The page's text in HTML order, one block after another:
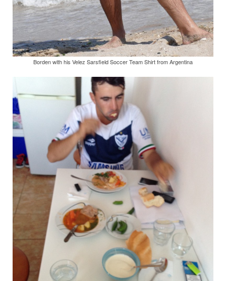
Borden with his Velez Sarsfield Soccer Team Shirt from Argentina